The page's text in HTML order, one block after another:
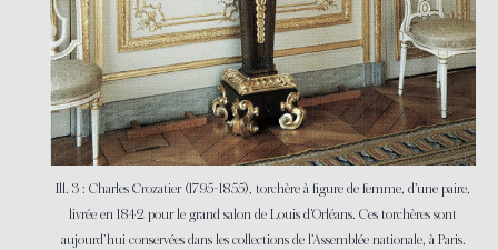
Ill. 3 : Charles Crozatier (1795-1855), torchère à figure de femme, d’une paire,
livrée en 1842 pour le grand salon de Louis d’Orléans. Ces torchères sont
aujourd’hui conservées dans les collections de l’Assemblée nationale, à Paris.